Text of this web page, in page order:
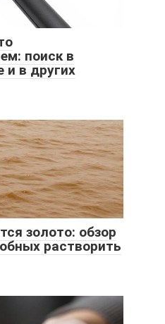
поиск в
и в других
золото: обзор
растворить